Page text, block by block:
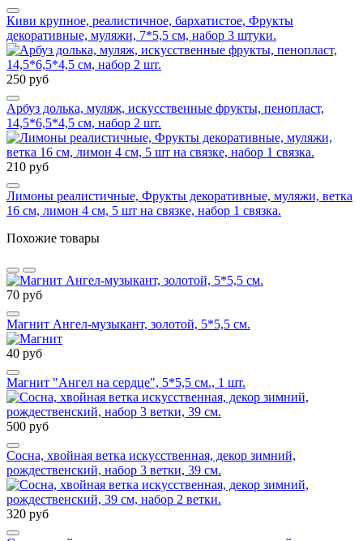
Киви крупное, реалистичное, бархатистое, Фрукты
декоративные, муляжи, 7*5,5 см, набор 3 штуки.
250 руб
Арбуз долька, муляж, искусственные фрукты, пенопласт,
14,5*6,5*4,5 см, набор 2 шт.
210 руб
Лимоны реалистичные, Фрукты декоративные, муляжи, ветка
16 см, лимон 4 см, 5 шт на связке, набор 1 связка.
Похожие товары
70 руб
Магнит Ангел-музыкант, золотой, 5*5,5 см.
40 руб
Магнит "Ангел на сердце", 5*5,5 см., 1 шт.
500 руб
Сосна, хвойная ветка искусственная, декор зимний,
рождественский, набор 3 ветки, 39 см.
320 руб